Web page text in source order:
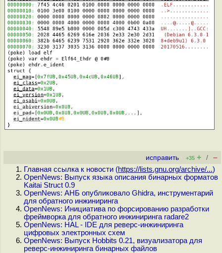
исправить +35 + / –
Главная ссылка к новости (https://lists.gnu.org/archive/...)
OpenNews: Выпуск языка описания бинарных форматов
Kaitai Struct 0.9
OpenNews: АНБ опубликовало Ghidra, инструментарий
для обратного инжиниринга
OpenNews: Инициатива по форсированию разработки
фреймворка для обратного инжиниринга radare2
OpenNews: HAL - IDE для реверс-инжиниринга
цифровых электронных схем
OpenNews: Выпуск Hobbits 0.21, визуализатора для
реверс-инжиниринга бинарных файлов